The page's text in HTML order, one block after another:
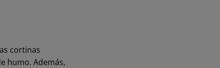
cortinas
humo. Además,